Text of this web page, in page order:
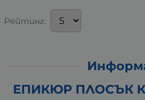
Рейтинг:
ЕПИКЮР ПЛОСЪК